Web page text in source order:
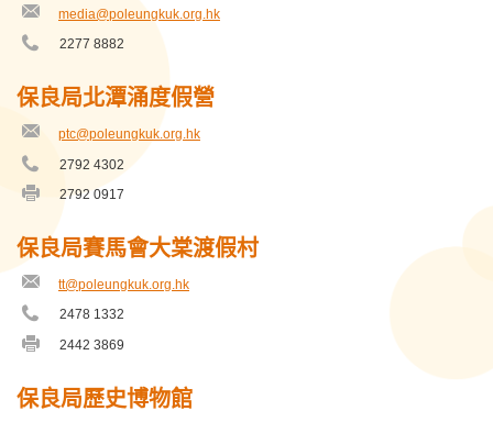
保良局朱敬文中學
保良局朱正賢教育服務中心
保良局李兆基青年綠洲
保良局李徐松聲紀念幼稚園
保良局李樹福幼稚園幼兒園
保良局杜偉强中央圖書館暨教案資源中心
電
郵
media@poleungkuk.org.hk
電
號
碼
2277 8882
保良局北潭涌度假營
電
郵
址
ptc@poleungkuk.org.hk
電
話
2792 4302
傳
號
碼
2792 0917
保良局賽馬會大棠渡假村
電
郵
址
tt@poleungkuk.org.hk
電
話
號
2478 1332
傳
號
碼
2442 3869
保良局歷史博物館